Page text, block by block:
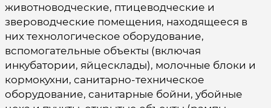
животноводческие, птицеводческие и
звероводческие помещения, находящееся в
них технологическое оборудование,
вспомогательные объекты (включая
инкубатории, яйцесклады), молочные блоки и
кормокухни, санитарно-техническое
оборудование, санитарные бойни, убойные